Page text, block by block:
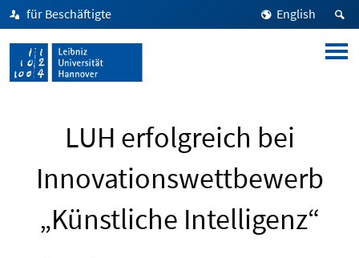
für Beschäftigte English
LUH erfolgreich bei
Innovationswettbewerb
„Künstliche Intelligenz“